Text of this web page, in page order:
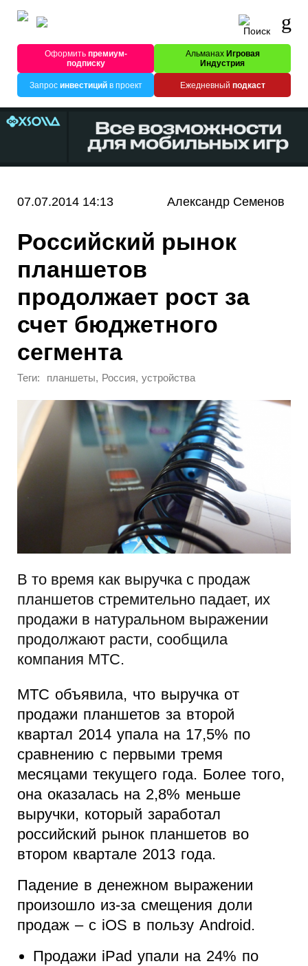
Оформитьпремиум-
подписку
Альманах Игровая
Индустрия
Запрос инвестицийв проект Ежедневный подкаст
07.07.2014 14:13 Александр Семенов
Российский рынок
планшетов
продолжает рост за
счет бюджетного
сегмента
Теги: планшеты, Россия, устройства
В то время как выручка с продаж
планшетов стремительно падает, их
продажи в натуральном выражении
продолжают расти, сообщила
компания MTC.
МТС объявила, что выручка от
продажи планшетов за второй
квартал 2014 упала на 17,5% по
сравнению с первыми тремя
месяцами текущего года. Более того,
она оказалась на 2,8% меньше
выручки, который заработал
российский рынок планшетов во
втором квартале 2013 года.
Падение в денежном выражении
произошло из-за смещения доли
продаж – с iOS в пользу Android.
Продажи iPad упали на 24% по